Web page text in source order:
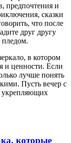
предпочтения и
сказки
что после
друг другу
пледом.
в котором
и ценности. Если
лучше понять
Пусть вечер с
укрепляющих
которые